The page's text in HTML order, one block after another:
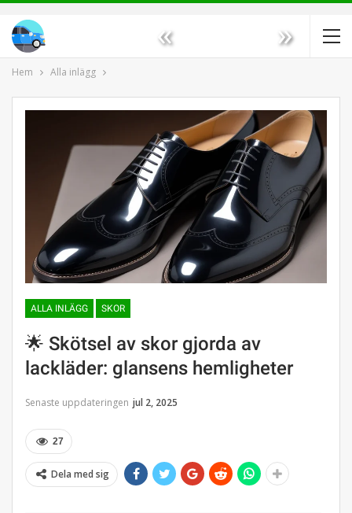
« »
Hem Alla inlägg
ALLA INLÄGG SKOR
🌟 Skötsel av skor gjorda av
lackläder: glansens hemligheter
Senaste uppdateringen jul 2, 2025
27
Dela med sig